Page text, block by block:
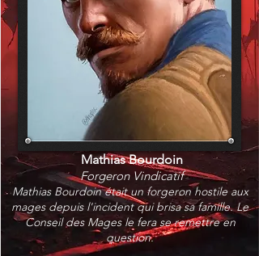
Mathias Bourdoin
Forgeron Vindicatif
Mathias Bourdoin était un forgeron hostile aux
mages depuis l'incident qui brisa sa famille. Le
Conseil des Mages le fera se remettre en
question.